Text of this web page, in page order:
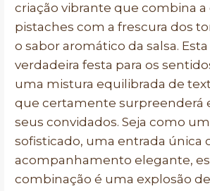
criação vibrante que combina a
pistaches com a frescura dos
o sabor aromático da salsa.
verdadeira festa para os
uma mistura equilibrada de
que certamente surpreenderá
seus convidados. Seja como
sofisticado, uma entrada única
acompanhamento elegante,
combinação é uma explosão